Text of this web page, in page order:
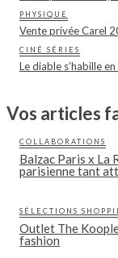
PHYSIQUE
Vente privée Carel
CINÉ SÉRIES
Le diable s’habille
Vos articles
COLLABORATIONS
Balzac Paris x La
parisienne tant
SÉLECTIONS
Outlet The
fashion